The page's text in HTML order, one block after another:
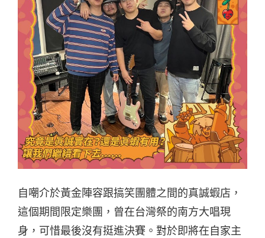
自嘲介於黃金陣容跟搞笑團體之間的真誠蝦店，
這個期間限定樂團，曾在台灣祭的南方大唱現
身，可惜最後沒有挺進決賽。對於即將在自家主